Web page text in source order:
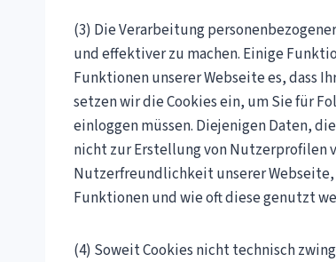
(3) Die Verarbeitung
und effektiver zu machen. Einige
Funktionen unserer Webseite es, dass
setzen wir die Cookies ein, um Sie für
einloggen müssen. Diejenigen Daten,
nicht zur Erstellung von Nutzerprofilen
Nutzerfreundlichkeit unserer
Funktionen und wie oft diese genutzt
(4) Soweit Cookies nicht technisch